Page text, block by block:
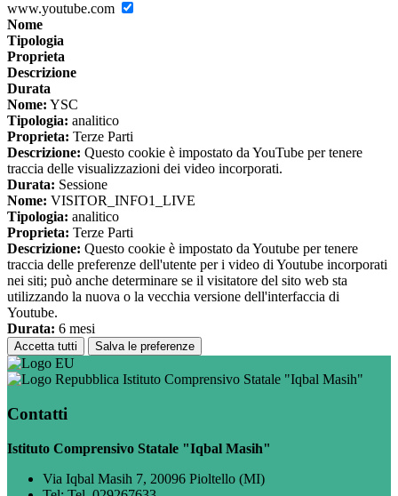
www.youtube.com
Nome
Tipologia
Proprieta
Descrizione
Durata
Nome: YSC
Tipologia: analitico
Proprieta: Terze Parti
Descrizione: Questo cookie è impostato da YouTube per tenere
traccia delle visualizzazioni dei video incorporati.
Durata: Sessione
Nome: VISITOR_INFO1_LIVE
Tipologia: analitico
Proprieta: Terze Parti
Descrizione: Questo cookie è impostato da Youtube per tenere
traccia delle preferenze dell'utente per i video di Youtube incorporati
nei siti; può anche determinare se il visitatore del sito web sta
utilizzando la nuova o la vecchia versione dell'interfaccia di
Youtube.
Durata: 6 mesi
Accetta tutti Salva le preferenze
Istituto Comprensivo Statale "Iqbal Masih"
Contatti
Istituto Comprensivo Statale "Iqbal Masih"
Via Iqbal Masih 7, 20096 Pioltello (MI)